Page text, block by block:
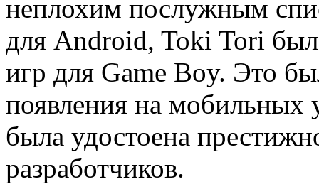
неплохим послужным
для Android, Toki Tori
игр для Game Boy. Это
появления на мобильных
была удостоена
разработчиков.